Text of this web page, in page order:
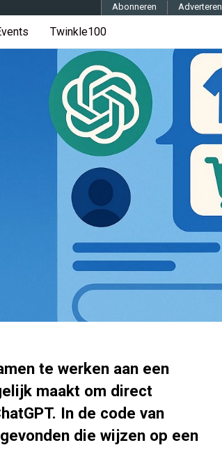
Twinkle100
Abonneren Adverteren
te werken aan een
maakt om direct
In de code van
die wijzen op een